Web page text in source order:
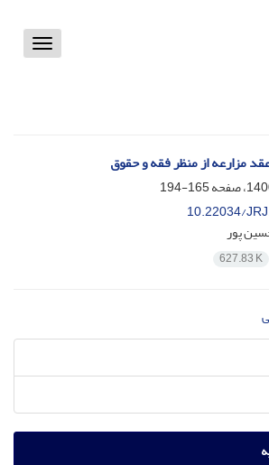
Toggle
مزارعه از منظر فقه و حقوق
165-194
10.22034/
پور
627.83 K